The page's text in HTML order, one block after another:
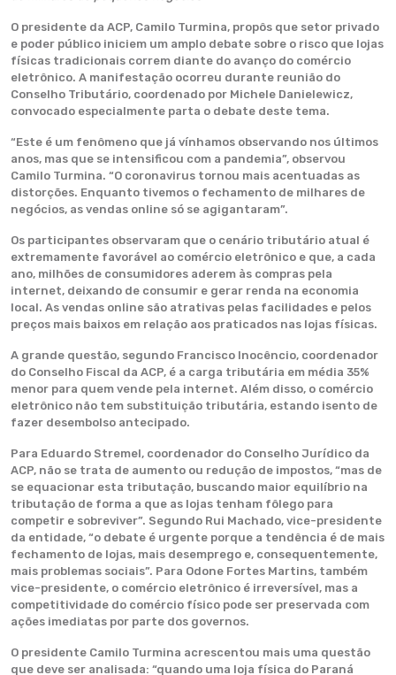
O presidente da ACP, Camilo Turmina, propôs que setor privado
e poder público iniciem um amplo debate sobre o risco que lojas
físicas tradicionais correm diante do avanço do comércio
eletrônico. A manifestação ocorreu durante reunião do
Conselho Tributário, coordenado por Michele Danielewicz,
convocado especialmente parta o debate deste tema.
“Este é um fenômeno que já vínhamos observando nos últimos
anos, mas que se intensificou com a pandemia”, observou
Camilo Turmina. “O coronavirus tornou mais acentuadas as
distorções. Enquanto tivemos o fechamento de milhares de
negócios, as vendas online só se agigantaram”.
Os participantes observaram que o cenário tributário atual é
extremamente favorável ao comércio eletrônico e que, a cada
ano, milhões de consumidores aderem às compras pela
internet, deixando de consumir e gerar renda na economia
local. As vendas online são atrativas pelas facilidades e pelos
preços mais baixos em relação aos praticados nas lojas físicas.
A grande questão, segundo Francisco Inocêncio, coordenador
do Conselho Fiscal da ACP, é a carga tributária em média 35%
menor para quem vende pela internet. Além disso, o comércio
eletrônico não tem substituição tributária, estando isento de
fazer desembolso antecipado.
Para Eduardo Stremel, coordenador do Conselho Jurídico da
ACP, não se trata de aumento ou redução de impostos, “mas de
se equacionar esta tributação, buscando maior equilíbrio na
tributação de forma a que as lojas tenham fôlego para
competir e sobreviver”. Segundo Rui Machado, vice-presidente
da entidade, “o debate é urgente porque a tendência é de mais
fechamento de lojas, mais desemprego e, consequentemente,
mais problemas sociais”. Para Odone Fortes Martins, também
vice-presidente, o comércio eletrônico é irreversível, mas a
competitividade do comércio físico pode ser preservada com
ações imediatas por parte dos governos.
O presidente Camilo Turmina acrescentou mais uma questão
que deve ser analisada: “quando uma loja física do Paraná